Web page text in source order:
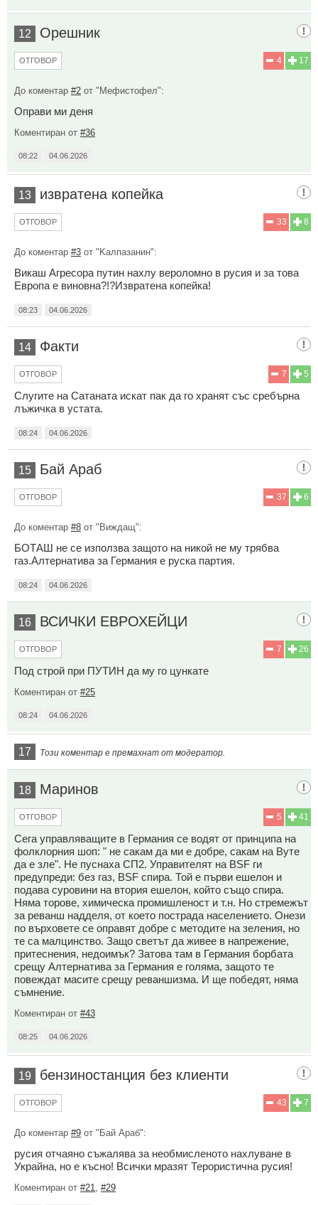
12 Орешник
17
4
ОТГОВОР
До коментар #2 от "Мефиcтoфeл":
Оправи ми деня
Коментиран от #36
08:22 04.06.2026
13 извратена копейка
8
33
ОТГОВОР
До коментар #3 от "Kaлпазанин":
Викаш Агресора путин нахлу вероломно в русия и за това
Европа е виновна?!?Извратена копейка!
08:23 04.06.2026
14 Факти
5
7
ОТГОВОР
Слугите на Сатаната искат пак да го хранят със сребърна
лъжичка в устата.
08:24 04.06.2026
15 Бай Араб
6
37
ОТГОВОР
До коментар #8 от "Виждащ":
БОТАШ не се използва защото на никой не му трябва
газ.Алтернатива за Германия е руска партия.
08:24 04.06.2026
16 ВСИЧКИ ЕВРОХЕЙЦИ
26
7
ОТГОВОР
Под строй при ПУТИН да му го цункате
Коментиран от #25
08:24 04.06.2026
17 Този коментар е премахнат от модератор.
18 Маринов
41
5
ОТГОВОР
Сега управляващите в Германия се водят от принципа на
фолклорния шоп: " не сакам да ми е добре, сакам на Вуте
да е зле". Не пуснаха СП2. Управителят на BSF ги
предупреди: без газ, BSF спира. Той е първи ешелон и
подава суровини на втория ешелон, който също спира.
Няма торове, химическа промишленост и т.н. Но стремежът
за реванш надделя, от което пострада населението. Онези
по върховете се оправят добре с методите на зеления, но
те са малцинство. Защо светът да живее в напрежение,
притеснения, недоимък? Затова там в Германия борбата
срещу Алтернатива за Германия е голяма, защото те
повеждат масите срещу реваншизма. И ще победят, няма
съмнение.
Коментиран от #43
08:25 04.06.2026
19 бензиностанция без клиенти
7
43
ОТГОВОР
До коментар #9 от "Бай Араб":
русия отчаяно съжалява за необмисленото нахлуване в
Украйна, но е късно! Всички мразят Терористична русия!
Коментиран от #21 #29